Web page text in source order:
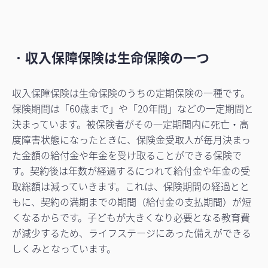
・ 収入保障保険は生命保険の一つ
収入保障保険は生命保険のうちの定期保険の一種です。
保険期間は「60歳まで」や「20年間」などの一定期間と
決まっています。被保険者がその一定期間内に死亡・高
度障害状態になったときに、保険金受取人が毎月決まっ
た金額の給付金や年金を受け取ることができる保険で
す。契約後は年数が経過するにつれて給付金や年金の受
取総額は減っていきます。これは、保険期間の経過とと
もに、契約の満期までの期間（給付金の支払期間）が短
くなるからです。子どもが大きくなり必要となる教育費
が減少するため、ライフステージにあった備えができる
しくみとなっています。